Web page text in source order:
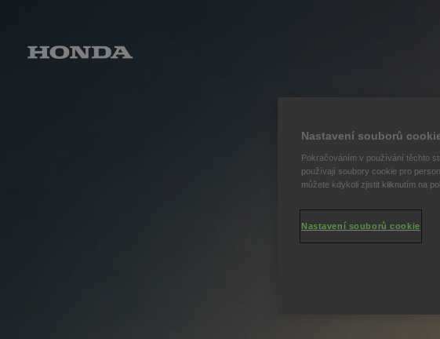
Nastavení souborů
Pokračováním v používání těchto
používají soubory cookie pro
můžete kdykoli zjistit kliknutím na
Nastavení souborů cookie